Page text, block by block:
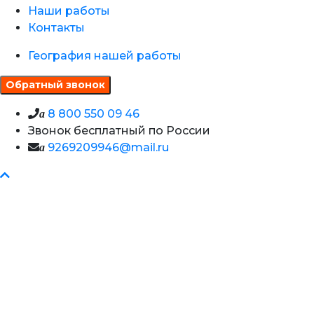
Наши работы
Контакты
География нашей работы
a 8 800 550 09 46
Звонок бесплатный по России
a 9269209946@mail.ru